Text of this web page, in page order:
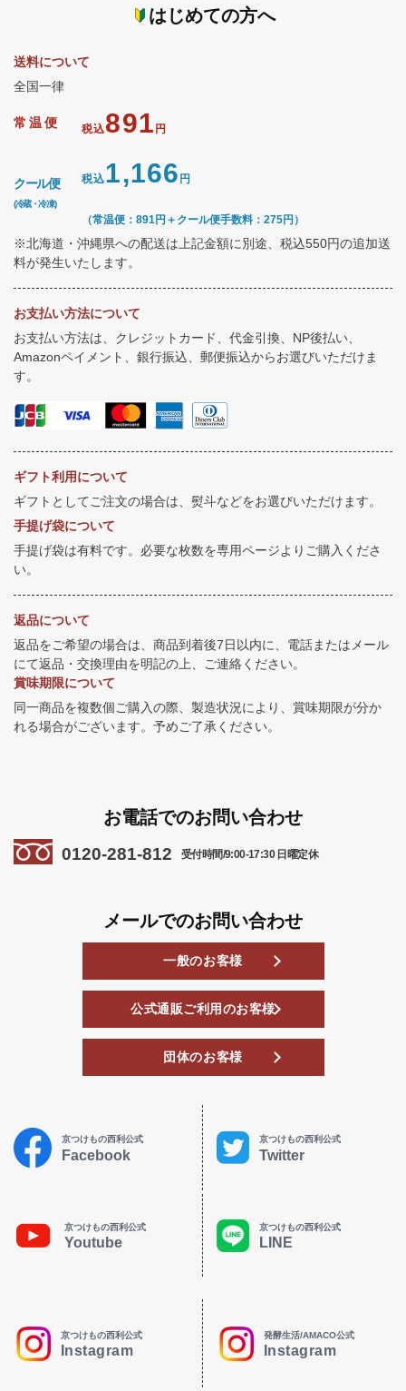
はじめての方へ
送料について
全国一律
常温便 税込891 円
クール便
(冷蔵・冷凍)
税込1,166 円
（常温便：891円＋クール便手数料：275円）
※北海道・沖縄県への配送は上記金額に別途、税込550円の追加送
料が発生いたします。
お支払い方法について
お支払い方法は、クレジットカード、代金引換、NP後払い、
Amazonペイメント、銀行振込、郵便振込からお選びいただけま
す。
ギフト利用について
ギフトとしてご注文の場合は、熨斗などをお選びいただけます。
手提げ袋について
手提げ袋は有料です。必要な枚数を専用ページよりご購入くださ
い。
返品について
返品をご希望の場合は、商品到着後7日以内に、電話またはメール
にて返品・交換理由を明記の上、ご連絡ください。
賞味期限について
同一商品を複数個ご購入の際、製造状況により、賞味期限が分か
れる場合がございます。予めご了承ください。
お電話でのお問い合わせ
0120-281-812 受付時間/9:00-17:30 日曜定休
メールでのお問い合わせ
一般のお客様
公式通販ご利用のお客様
団体のお客様
京つけもの西利公式
Facebook
京つけもの西利公式
Twitter
京つけもの西利公式
Youtube
京つけもの西利公式
LINE
京つけもの西利公式
Instagram
発酵生活/AMACO公式
Instagram